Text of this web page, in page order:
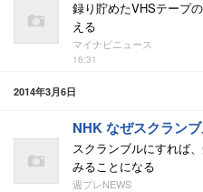
録り貯めたVHSテープ
える
マイナビニュース
16:31
2014年3月6日
NHK なぜスクラン
スクランブルにすれば
みることになる
週プレNEWS